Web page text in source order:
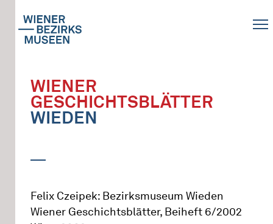
WIENER
GESCHICHTSBLÄTTER
WIEDEN
Felix Czeipek: Bezirksmuseum Wieden
Wiener Geschichtsblätter, Beiheft 6/2002